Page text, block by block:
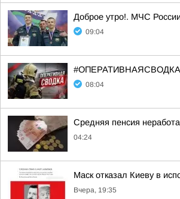
Доброе утро!. МЧС
09:04
08:04
Средняя пенсия
04:24
Маск отказал Киеву в
Вчера, 19:35